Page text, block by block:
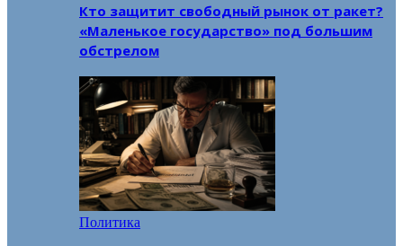
Кто защитит свободный рынок от ракет?
«Маленькое государство» под большим
обстрелом
Политика